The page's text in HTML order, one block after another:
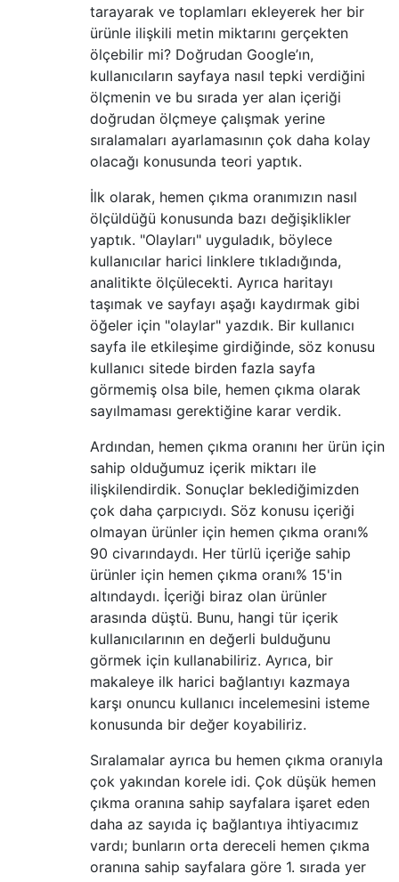
tarayarak ve toplamları ekleyerek her bir
ürünle ilişkili metin miktarını gerçekten
ölçebilir mi? Doğrudan Google’ın,
kullanıcıların sayfaya nasıl tepki verdiğini
ölçmenin ve bu sırada yer alan içeriği
doğrudan ölçmeye çalışmak yerine
sıralamaları ayarlamasının çok daha kolay
olacağı konusunda teori yaptık.
İlk olarak, hemen çıkma oranımızın nasıl
ölçüldüğü konusunda bazı değişiklikler
yaptık. "Olayları" uyguladık, böylece
kullanıcılar harici linklere tıkladığında,
analitikte ölçülecekti. Ayrıca haritayı
taşımak ve sayfayı aşağı kaydırmak gibi
öğeler için "olaylar" yazdık. Bir kullanıcı
sayfa ile etkileşime girdiğinde, söz konusu
kullanıcı sitede birden fazla sayfa
görmemiş olsa bile, hemen çıkma olarak
sayılmaması gerektiğine karar verdik.
Ardından, hemen çıkma oranını her ürün için
sahip olduğumuz içerik miktarı ile
ilişkilendirdik. Sonuçlar beklediğimizden
çok daha çarpıcıydı. Söz konusu içeriği
olmayan ürünler için hemen çıkma oranı%
90 civarındaydı. Her türlü içeriğe sahip
ürünler için hemen çıkma oranı% 15'in
altındaydı. İçeriği biraz olan ürünler
arasında düştü. Bunu, hangi tür içerik
kullanıcılarının en değerli bulduğunu
görmek için kullanabiliriz. Ayrıca, bir
makaleye ilk harici bağlantıyı kazmaya
karşı onuncu kullanıcı incelemesini isteme
konusunda bir değer koyabiliriz.
Sıralamalar ayrıca bu hemen çıkma oranıyla
çok yakından korele idi. Çok düşük hemen
çıkma oranına sahip sayfalara işaret eden
daha az sayıda iç bağlantıya ihtiyacımız
vardı; bunların orta dereceli hemen çıkma
oranına sahip sayfalara göre 1. sırada yer